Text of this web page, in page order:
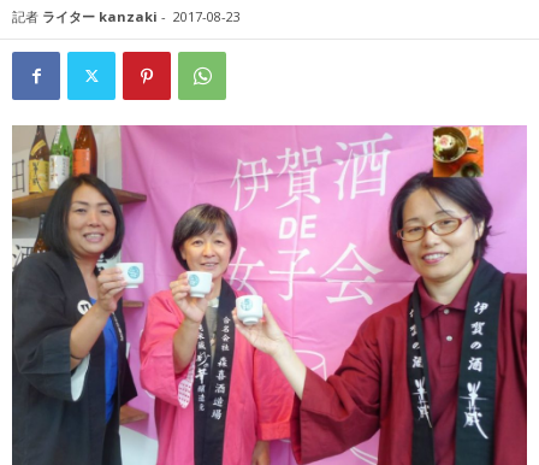
記者 ライター kanzaki - 2017-08-23